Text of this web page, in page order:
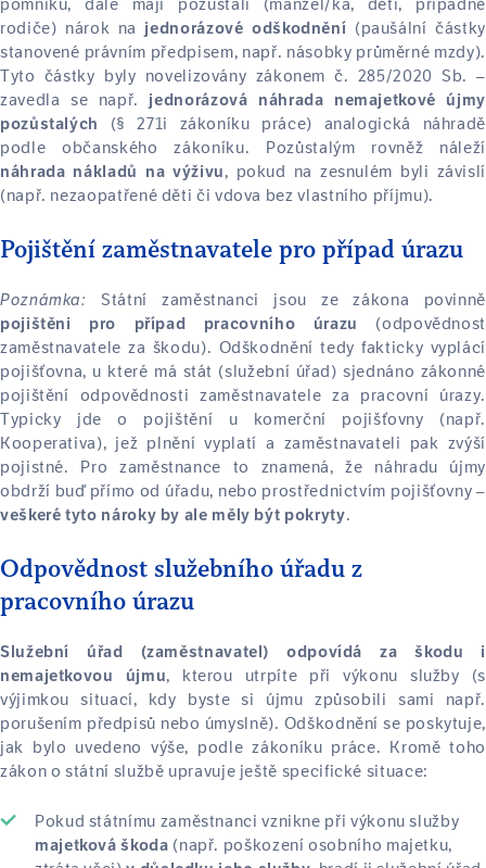
pomníku, dále mají pozůstalí (manžel/ka, děti, případně
rodiče) nárok na jednorázové odškodnění (paušální částky
stanovené právním předpisem, např. násobky průměrné mzdy).
Tyto částky byly novelizovány zákonem č. 285/2020 Sb. –
zavedla se např. jednorázová náhrada nemajetkové újmy
pozůstalých
(§ 271i zákoníku práce) analogická náhradě
podle občanského zákoníku. Pozůstalým rovněž náleží
náhrada nákladů na výživu, pokud na zesnulém byli závislí
(např. nezaopatřené děti či vdova bez vlastního příjmu).
Pojištění zaměstnavatele pro případ úrazu
Poznámka: Státní zaměstnanci jsou ze zákona povinně
pojištěni pro případ pracovního úrazu
(odpovědnost
zaměstnavatele za škodu). Odškodnění tedy fakticky vyplácí
pojišťovna, u které má stát (služební úřad) sjednáno zákonné
pojištění odpovědnosti zaměstnavatele za pracovní úrazy.
Typicky jde o pojištění u komerční pojišťovny (např.
Kooperativa), jež plnění vyplatí a zaměstnavateli pak zvýší
pojistné. Pro zaměstnance to znamená, že náhradu újmy
obdrží buď přímo od úřadu, nebo prostřednictvím pojišťovny –
veškeré tyto nároky by ale měly být pokryty.
Odpovědnost služebního úřadu z
pracovního úrazu
Služební úřad (zaměstnavatel) odpovídá za škodu i
nemajetkovou újmu, kterou utrpíte při výkonu služby (s
výjimkou situací, kdy byste si újmu způsobili sami např.
porušením předpisů nebo úmyslně). Odškodnění se poskytuje,
jak bylo uvedeno výše, podle zákoníku práce. Kromě toho
zákon o státní službě upravuje ještě specifické situace:
Pokud státnímu zaměstnanci vznikne při výkonu služby
majetková škoda (např. poškození osobního majetku,